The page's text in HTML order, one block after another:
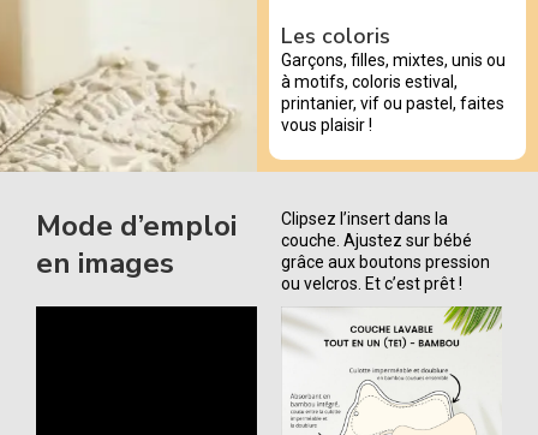
Les coloris
Garçons, filles, mixtes, unis ou
à motifs, coloris estival,
printanier, vif ou pastel, faites
vous plaisir !
Mode d’emploi
en images
Clipsez l’insert dans la
couche. Ajustez sur bébé
grâce aux boutons pression
ou velcros. Et c’est prêt !